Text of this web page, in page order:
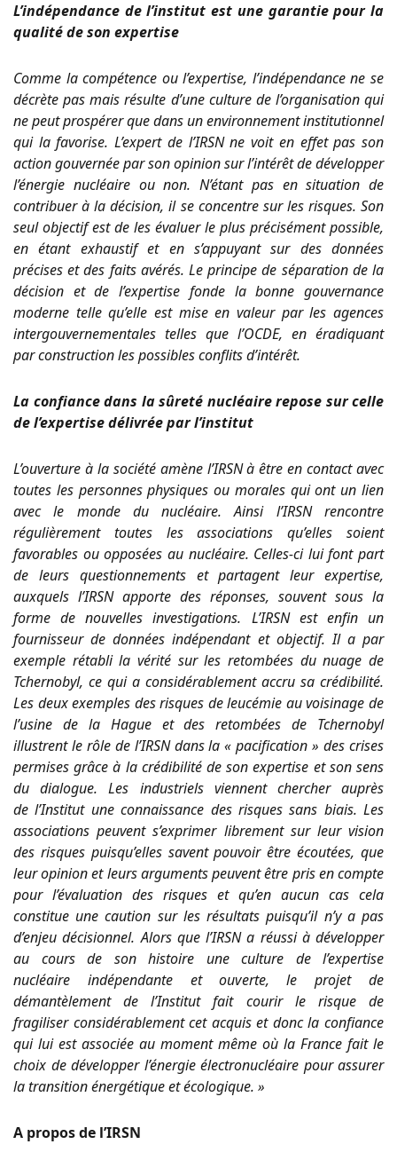
L’indépendance de l’institut est une garantie pour la
qualité de son expertise
Comme la compétence ou l’expertise, l’indépendance ne se
décrète pas mais résulte d’une culture de l’organisation qui
ne peut prospérer que dans un environnement institutionnel
qui la favorise. L’expert de l’IRSN ne voit en effet pas son
action gouvernée par son opinion sur l’intérêt de développer
l’énergie nucléaire ou non. N’étant pas en situation de
contribuer à la décision, il se concentre sur les risques. Son
seul objectif est de les évaluer le plus précisément possible,
en étant exhaustif et en s’appuyant sur des données
précises et des faits avérés. Le principe de séparation de la
décision et de l’expertise fonde la bonne gouvernance
moderne telle qu’elle est mise en valeur par les agences
intergouvernementales telles que l’OCDE, en éradiquant
par construction les possibles conflits d’intérêt.
La confiance dans la sûreté nucléaire repose sur celle
de l’expertise délivrée par l’institut
L’ouverture à la société amène l’IRSN à être en contact avec
toutes les personnes physiques ou morales qui ont un lien
avec le monde du nucléaire. Ainsi l’IRSN rencontre
régulièrement toutes les associations qu’elles soient
favorables ou opposées au nucléaire. Celles-ci lui font part
de leurs questionnements et partagent leur expertise,
auxquels l’IRSN apporte des réponses, souvent sous la
forme de nouvelles investigations. L’IRSN est enfin un
fournisseur de données indépendant et objectif. Il a par
exemple rétabli la vérité sur les retombées du nuage de
Tchernobyl, ce qui a considérablement accru sa crédibilité.
Les deux exemples des risques de leucémie au voisinage de
l’usine de la Hague et des retombées de Tchernobyl
illustrent le rôle de l’IRSN dans la « pacification » des crises
permises grâce à la crédibilité de son expertise et son sens
du dialogue. Les industriels viennent chercher auprès
de l’Institut une connaissance des risques sans biais. Les
associations peuvent s’exprimer librement sur leur vision
des risques puisqu’elles savent pouvoir être écoutées, que
leur opinion et leurs arguments peuvent être pris en compte
pour l’évaluation des risques et qu’en aucun cas cela
constitue une caution sur les résultats puisqu’il n’y a pas
d’enjeu décisionnel. Alors que l’IRSN a réussi à développer
au cours de son histoire une culture de l’expertise
nucléaire indépendante et ouverte, le projet de
démantèlement de l’Institut fait courir le risque de
fragiliser considérablement cet acquis et donc la confiance
qui lui est associée au moment même où la France fait le
choix de développer l’énergie électronucléaire pour assurer
la transition énergétique et écologique. »
A propos de l’IRSN